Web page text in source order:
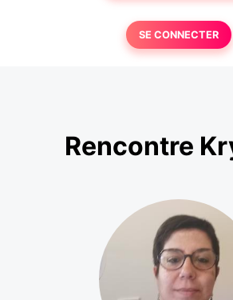
SE CONNECTER
Rencontre